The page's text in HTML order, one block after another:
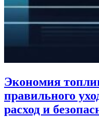
Экономия
правильного
расход и